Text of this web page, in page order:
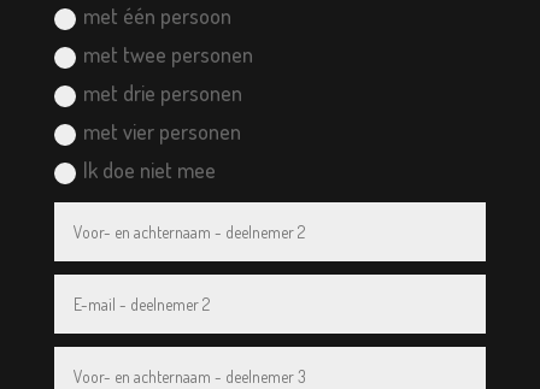
met één persoon
met twee personen
met drie personen
met vier personen
Ik doe niet mee